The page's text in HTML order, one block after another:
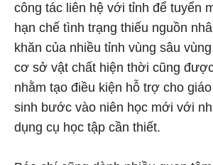
công tác liên hệ với tỉnh để tuyển
hạn chế tình trạng thiếu nguồn
khăn của nhiều tỉnh vùng sâu
cơ sở vật chất hiện thời cũng
nhằm tạo điều kiện hỗ trợ cho
sinh bước vào niên học mới với
dụng cụ học tập cần thiết.